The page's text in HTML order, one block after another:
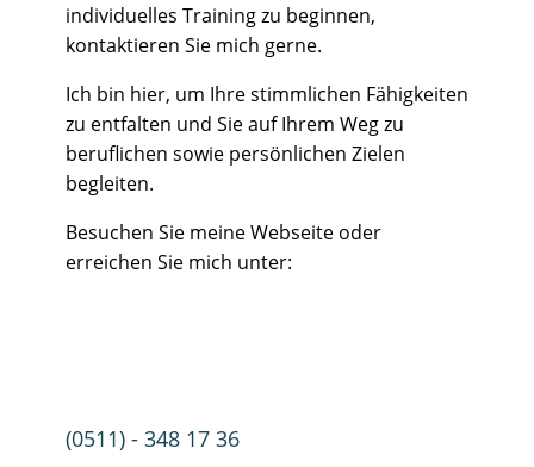
individuelles Training zu beginnen,
kontaktieren Sie mich gerne.
Ich bin hier, um Ihre stimmlichen Fähigkeiten
zu entfalten und Sie auf Ihrem Weg zu
beruflichen sowie persönlichen Zielen
begleiten.
Besuchen Sie meine Webseite oder
erreichen Sie mich unter:
(0511) - 348 17 36